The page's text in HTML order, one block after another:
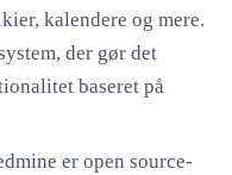
kalendere og mere.
der gør det
baseret på
er open source-